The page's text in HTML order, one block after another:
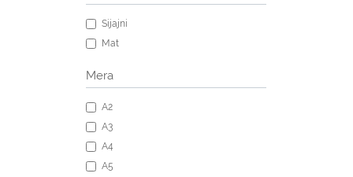
Sijajni
Mat
Mera
A2
A3
A4
A5